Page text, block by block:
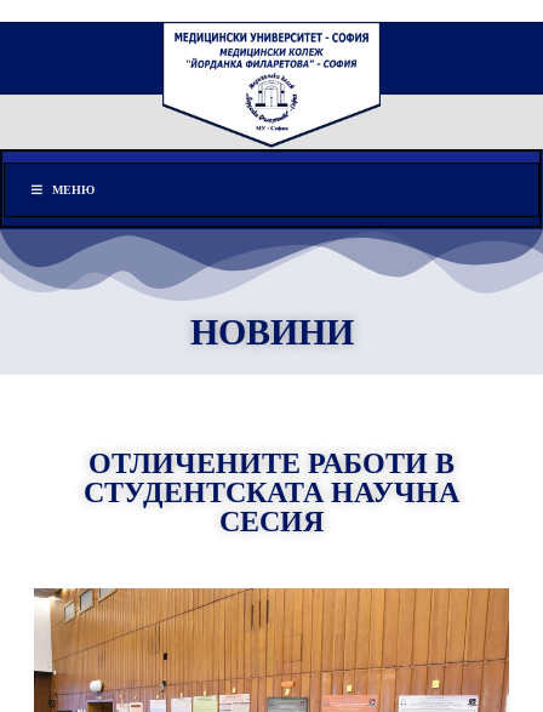
Меню
МЕНЮ
НОВИНИ
ОТЛИЧЕНИТЕ РАБОТИ В
СТУДЕНТСКАТА НАУЧНА
СЕСИЯ